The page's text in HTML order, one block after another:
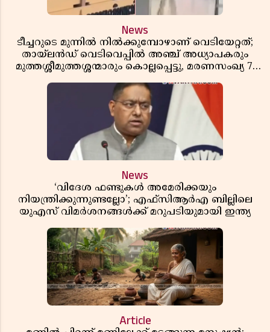
News
ടീച്ചറുടെ മുന്നിൽ നിൽക്കുമ്പോഴാണ് വെടിയേറ്റത്;
തായ്‌ലൻഡ് വെടിവെപ്പിൽ അഞ്ച് അധ്യാപകരും
മുത്തശ്ശീമുത്തശ്ശന്മാരും കൊല്ലപ്പെട്ടു, മരണസംഖ്യ 7;
News
‘വിദേശ ഫണ്ടുകൾ അമേരിക്കയും
നിയന്ത്രിക്കുന്നുണ്ടല്ലോ’; എഫ്സിആർഎ ബില്ലിലെ
യുഎസ് വിമർശനങ്ങൾക്ക് മറുപടിയുമായി ഇന്ത്യ
Article